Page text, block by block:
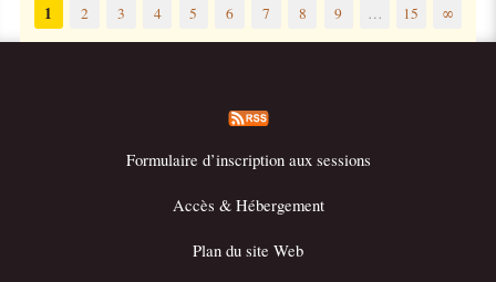
1 2 3 4 5 6 7 8 9 … 15 ∞
Formulaire d’inscription aux sessions
Accès & Hébergement
Plan du site Web